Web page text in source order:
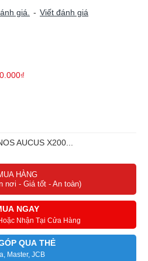
giá. - Viết đánh giá
AUCUS X200...
HÀNG
nơi - Giá tốt - An toàn)
NGAY
Nhận Tại Cửa Hàng
QUA THẺ
Master, JCB